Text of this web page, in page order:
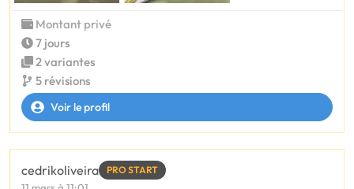
Montant privé
7 jours
2 variantes
5 révisions
Voir le profil
cedrikoliveira PRO START